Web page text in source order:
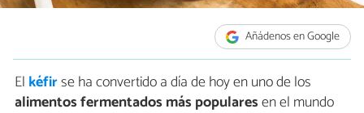
Añádenos en Google
El kéfirse ha convertido a día de hoy en uno de los
alimentos fermentados más popularesen el mundo